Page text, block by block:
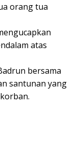
orang tua
atas
bersama
santunan yang